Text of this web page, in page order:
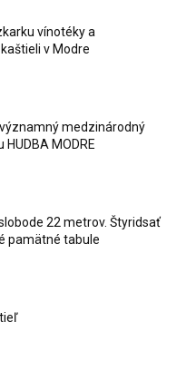
vínotéky a
v Modre
medzinárodný
MODRE
22 metrov. Štyridsať
pamätné tabule